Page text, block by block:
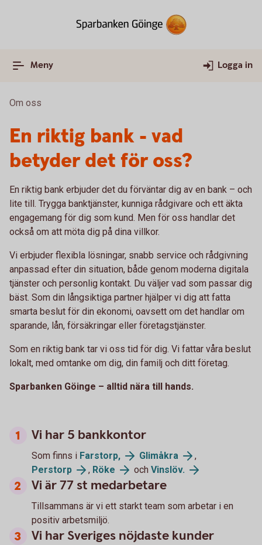
Meny Logga in
Om oss
En riktig bank - vad
betyder det för oss?
En riktig bank erbjuder det du förväntar dig av en bank – och
lite till. Trygga banktjänster, kunniga rådgivare och ett äkta
engagemang för dig som kund. Men för oss handlar det
också om att möta dig på dina villkor.
Vi erbjuder flexibla lösningar, snabb service och rådgivning
anpassad efter din situation, både genom moderna digitala
tjänster och personlig kontakt. Du väljer vad som passar dig
bäst. Som din långsiktiga partner hjälper vi dig att fatta
smarta beslut för din ekonomi, oavsett om det handlar om
sparande, lån, försäkringar eller företagstjänster.
Som en riktig bank tar vi oss tid för dig. Vi fattar våra beslut
lokalt, med omtanke om dig, din familj och ditt företag.
Sparbanken Göinge – alltid nära till hands.
Vi har 5 bankkontor
Som finns i Farstorp, Glimåkra
,
Perstorp
, Röke och Vinslöv.
Vi är 77 st medarbetare
Tillsammans är vi ett starkt team som arbetar i en
positiv arbetsmiljö.
Vi har Sveriges nöjdaste kunder